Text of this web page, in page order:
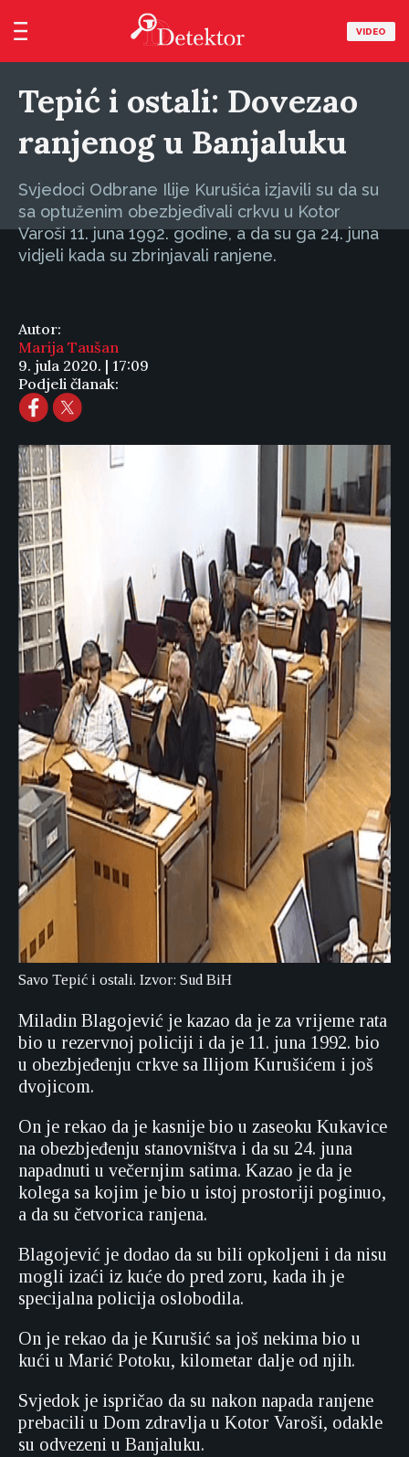
VIDEO
Tepić i ostali: Dovezao
ranjenog u Banjaluku
Svjedoci Odbrane Ilije Kurušića izjavili su da su
sa optuženim obezbjeđivali crkvu u Kotor
Varoši 11. juna 1992. godine, a da su ga 24. juna
vidjeli kada su zbrinjavali ranjene.
Autor:
Marija Taušan
9. jula 2020. | 17:09
Podjeli članak:
Savo Tepić i ostali. Izvor: Sud BiH
Miladin Blagojević je kazao da je za vrijeme rata
bio u rezervnoj policiji i da je 11. juna 1992. bio
u obezbjeđenju crkve sa Ilijom Kurušićem i još
dvojicom.
On je rekao da je kasnije bio u zaseoku Kukavice
na obezbjeđenju stanovništva i da su 24. juna
napadnuti u večernjim satima. Kazao je da je
kolega sa kojim je bio u istoj prostoriji poginuo,
a da su četvorica ranjena.
Blagojević je dodao da su bili opkoljeni i da nisu
mogli izaći iz kuće do pred zoru, kada ih je
specijalna policija oslobodila.
On je rekao da je Kurušić sa još nekima bio u
kući u Marić Potoku, kilometar dalje od njih.
Svjedok je ispričao da su nakon napada ranjene
prebacili u Dom zdravlja u Kotor Varoši, odakle
su odvezeni u Banjaluku.